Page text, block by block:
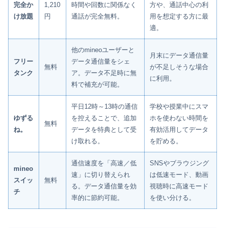
完全か
け放題
1,210
円
時間や回数に関係なく
通話が完全無料。
方や、通話中心の利
用を想定する方に最
適。
フリー
タンク
無料
他のmineoユーザーと
データ通信量をシェ
ア。データ不足時に無
料で補充が可能。
月末にデータ通信量
が不足しそうな場合
に利用。
ゆずる
ね。
無料
平日12時～13時の通信
を控えることで、追加
データを特典として受
け取れる。
学校や授業中にスマ
ホを使わない時間を
有効活用してデータ
を貯める。
mineo
スイッ
チ
無料
通信速度を「高速／低
速」に切り替えられ
る。データ通信量を効
率的に節約可能。
SNSやブラウジング
は低速モード、動画
視聴時に高速モード
を使い分ける。